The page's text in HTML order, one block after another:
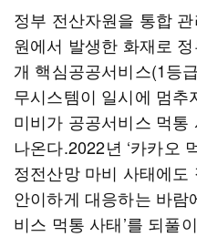
정부 전산자원을 통합
원에서 발생한 화재로
개 핵심공공서비스(1등
무시스템이 일시에 멈추
미비가 공공서비스 먹통
나온다.2022년 ‘카카오
정전산망 마비 사태에도
안이하게 대응하는 바람
비스 먹통 사태’를 되풀